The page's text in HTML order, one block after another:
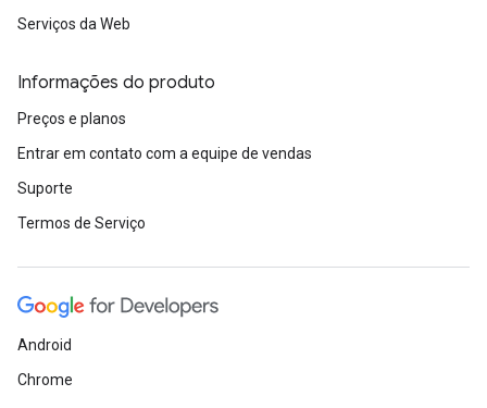
Serviços da Web
Informações do produto
Preços e planos
Entrar em contato com a equipe de vendas
Suporte
Termos de Serviço
Android
Chrome